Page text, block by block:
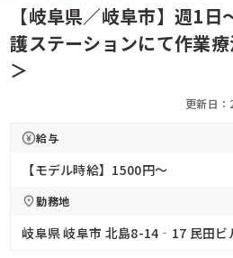
【岐阜県／岐阜市】週1
護ステーションにて作業
＞
更新日
給与
【モデル時給】1500円〜
勤務地
岐阜県 岐阜市 北島8-14‐17 民田ビ